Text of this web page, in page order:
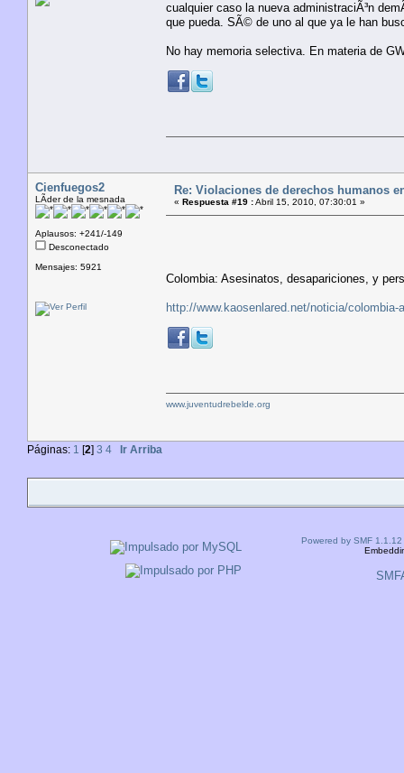
cualquier caso la nueva administraciÃ³n
que pueda. SÃ© de uno al que ya le han
No hay memoria selectiva. En materia de
Cienfuegos2
LÃ­der de la mesnada
Aplausos: +241/-149
Desconectado
Mensajes: 5921
Re: Violaciones de derechos humanos
« Respuesta #19 :Abril 15, 2010, 07:30:01 »
Colombia: Asesinatos, desapariciones, y
http://www.kaosenlared.net/noticia/
www.juventudrebelde.org
Páginas: 1 [2] 3 4 Ir Arriba
Powered by SMF 1.1.12